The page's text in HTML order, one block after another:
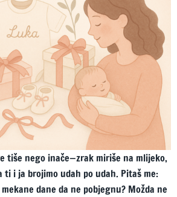
tiše nego inače—zrak miriše na mlijeko,
i ja brojimo udah po udah. Pitaš me:
dane da ne pobjegnu? Možda ne